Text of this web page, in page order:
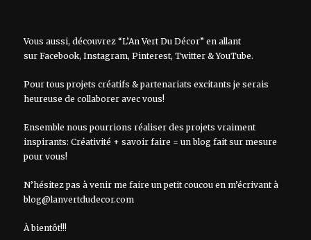
Vous aussi, découvrez “L’An Vert Du Décor” en allant
sur Facebook, Instagram, Pinterest, Twitter&YouTube.
Pour tous projets créatifs & partenariats excitants je serais
heureuse de collaborer avec vous!
Ensemble nous pourrions réaliser des projets vraiment
inspirants: Créativité + savoir faire = un blog fait sur mesure
pour vous!
N’hésitez pas à venir me faire un petit coucou en m’écrivant à
blog@lanvertdudecor.com
À bientôt!!!